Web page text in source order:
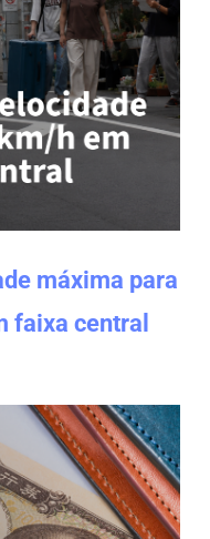
máxima para
faixa central